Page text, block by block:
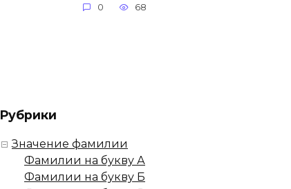
0 68
Рубрики
Значение фамилии
Фамилии на букву А
Фамилии на букву Б